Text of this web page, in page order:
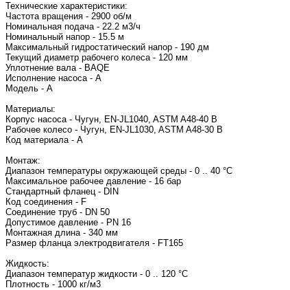
Технические характеристики:
Частота вращения - 2900 об/м
Номинальная подача - 22.2 м3/ч
Номинальный напор - 15.5 м
Максимальный гидростатический напор - 190 дм
Текущий диаметр рабочего колеса - 120 мм
Уплотнение вала - BAQE
Исполнение насоса - A
Модель - A
Материалы:
Корпус насоса - Чугун, EN-JL1040, ASTM A48-40 B
Рабочее колесо - Чугун, EN-JL1030, ASTM A48-30 B
Код материала - A
Монтаж:
Диапазон температуры окружающей среды - 0 .. 40 °C
Максимальное рабочее давление - 16 бар
Стандартный фланец - DIN
Код соединения - F
Соединение труб - DN 50
Допустимое давление - PN 16
Монтажная длина - 340 мм
Размер фланца электродвигателя - FT165
Жидкость:
Диапазон температур жидкости - 0 .. 120 °C
Плотность - 1000 кг/м3